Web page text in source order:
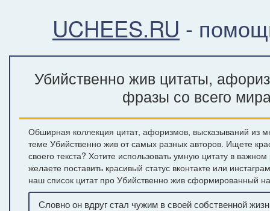
UCHEES.RU -
Убийственно жив цитаты,
фразы со всего
Обширная коллекция цитат, афоризмов, высказываний из
теме Убийственно жив от самых разных авторов. Ищете
своего текста? Хотите использовать умную цитату в
желаете поставить красивый статус вконтакте или
наш список цитат про Убийственно жив сформированный
Словно он вдруг стал чужим в своей собственной